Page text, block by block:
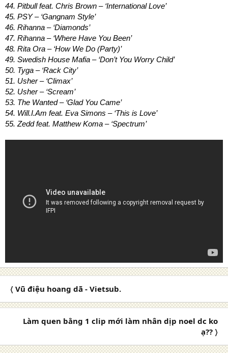
44. Pitbull feat. Chris Brown – ‘International Love’
45. PSY – ‘Gangnam Style’
46. Rihanna – ‘Diamonds’
47. Rihanna – ‘Where Have You Been’
48. Rita Ora – ‘How We Do (Party)’
49. Swedish House Mafia – ‘Don’t You Worry Child’
50. Tyga – ‘Rack City’
51. Usher – ‘Climax’
52. Usher – ‘Scream’
53. The Wanted – ‘Glad You Came’
54. Will.I.Am feat. Eva Simons – ‘This is Love’
55. Zedd feat. Matthew Koma – ‘Spectrum’
〈 Vũ điệu hoang dã - Vietsub.
Làm quen bằng 1 clip mới làm nhân dịp noel dc ko
ạ?? 〉